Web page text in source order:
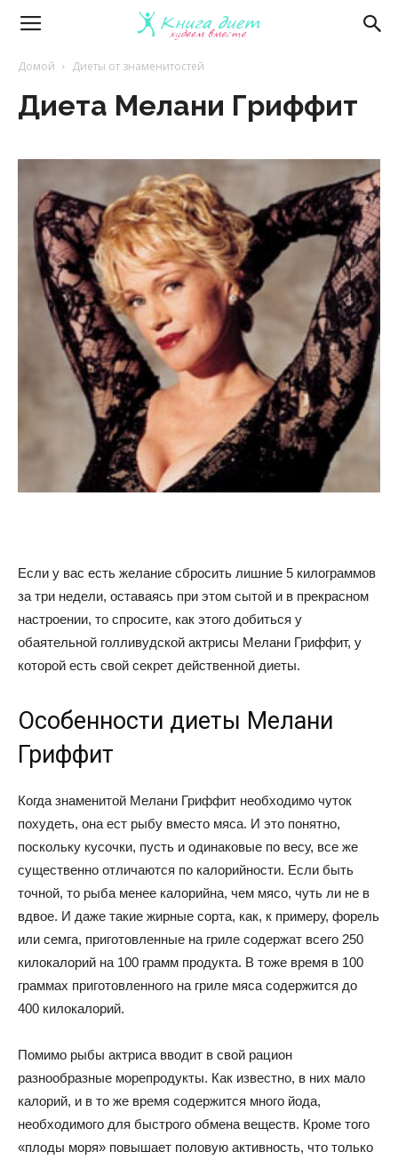
Книга
диет
эффективные
похудения
Домой Диеты от знаменитостей
Диета Мелани Гриффит
Если у вас есть желание сбросить лишние 5 килограммов
за три недели, оставаясь при этом сытой и в прекрасном
настроении, то спросите, как этого добиться у
обаятельной голливудской актрисы Мелани Гриффит, у
которой есть свой секрет действенной диеты.
Особенности диеты Мелани
Гриффит
Когда знаменитой Мелани Гриффит необходимо чуток
похудеть, она ест рыбу вместо мяса. И это понятно,
поскольку кусочки, пусть и одинаковые по весу, все же
существенно отличаются по калорийности. Если быть
точной, то рыба менее калорийна, чем мясо, чуть ли не в
вдвое. И даже такие жирные сорта, как, к примеру, форель
или семга, приготовленные на гриле содержат всего 250
килокалорий на 100 грамм продукта. В тоже время в 100
граммах приготовленного на гриле мяса содержится до
400 килокалорий.
Помимо рыбы актриса вводит в свой рацион
разнообразные морепродукты. Как известно, в них мало
калорий, и в то же время содержится много йода,
необходимого для быстрого обмена веществ. Кроме того
«плоды моря» повышает половую активность, что только